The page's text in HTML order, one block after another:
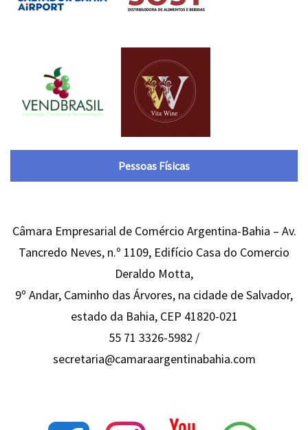
Pessoas Físicas
Câmara Empresarial de Comércio Argentina-Bahia – Av.
Tancredo Neves, n.º 1109, Edifício Casa do Comercio
Deraldo Motta,
9º Andar, Caminho das Árvores, na cidade de Salvador,
estado da Bahia, CEP 41820-021
55 71 3326-5982 /
secretaria@camaraargentinabahia.com